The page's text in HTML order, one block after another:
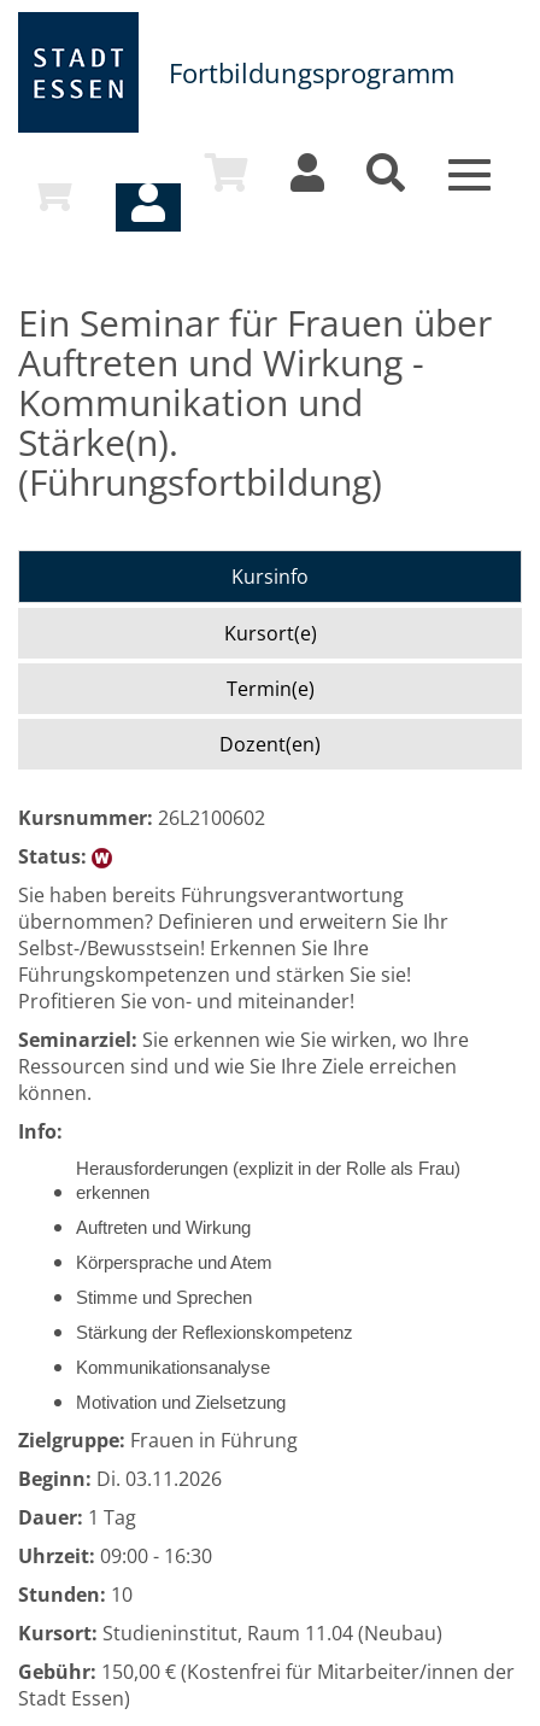
Fortbildungsprogramm
Toggle
Ein Seminar für Frauen über
Auftreten und Wirkung -
Kommunikation und
Stärke(n).
(Führungsfortbildung)
Kursinfo
Kursort(e)
Termin(e)
Dozent(en)
Kursnummer: 26L2100602
Status:
Sie haben bereits Führungsverantwortung
übernommen? Definieren und erweitern Sie Ihr
Selbst-/Bewusstsein! Erkennen Sie Ihre
Führungskompetenzen und stärken Sie sie!
Profitieren Sie von- und miteinander!
Seminarziel: Sie erkennen wie Sie wirken, wo Ihre
Ressourcen sind und wie Sie Ihre Ziele erreichen
können.
Info:
Herausforderungen (explizit in der Rolle als Frau)
erkennen
Auftreten und Wirkung
Körpersprache und Atem
Stimme und Sprechen
Stärkung der Reflexionskompetenz
Kommunikationsanalyse
Motivation und Zielsetzung
Zielgruppe: Frauen in Führung
Beginn: Di. 03.11.2026
Dauer: 1 Tag
Uhrzeit: 09:00 - 16:30
Stunden: 10
Kursort: Studieninstitut, Raum 11.04 (Neubau)
Gebühr: 150,00 € (Kostenfrei für Mitarbeiter/innen der
Stadt Essen)